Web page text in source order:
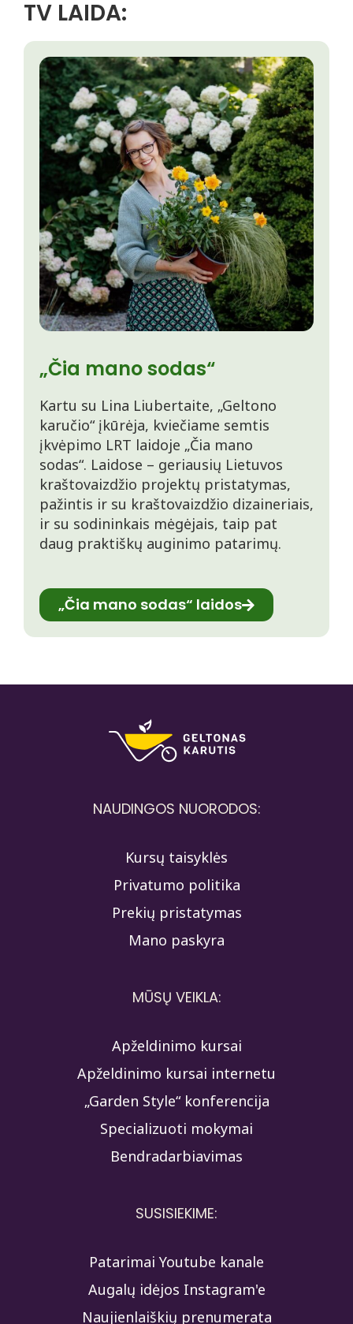
TV LAIDA:
„Čia mano sodas“
Kartu su Lina Liubertaite, „Geltono
karučio“ įkūrėja, kviečiame semtis
įkvėpimo LRT laidoje „Čia mano
sodas“. Laidose – geriausių Lietuvos
kraštovaizdžio projektų pristatymas,
pažintis ir su kraštovaizdžio dizaineriais,
ir su sodininkais mėgėjais, taip pat
daug praktiškų auginimo patarimų.
„Čia mano sodas“ laidos
NAUDINGOS NUORODOS:
Kursų taisyklės
Privatumo politika
Prekių pristatymas
Mano paskyra
MŪSŲ VEIKLA:
Apželdinimo kursai
Apželdinimo kursai internetu
„Garden Style“ konferencija
Specializuoti mokymai
Bendradarbiavimas
SUSISIEKIME:
Patarimai Youtube kanale
Augalų idėjos Instagram'e
Naujienlaiškių prenumerata